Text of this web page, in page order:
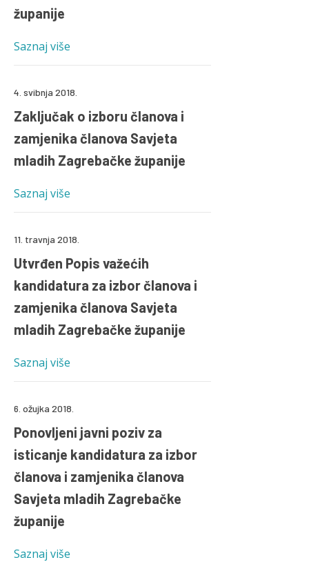
županije
Saznaj više
4. svibnja 2018.
Zaključak o izboru članova i
zamjenika članova Savjeta
mladih Zagrebačke županije
Saznaj više
11. travnja 2018.
Utvrđen Popis važećih
kandidatura za izbor članova i
zamjenika članova Savjeta
mladih Zagrebačke županije
Saznaj više
6. ožujka 2018.
Ponovljeni javni poziv za
isticanje kandidatura za izbor
članova i zamjenika članova
Savjeta mladih Zagrebačke
županije
Saznaj više